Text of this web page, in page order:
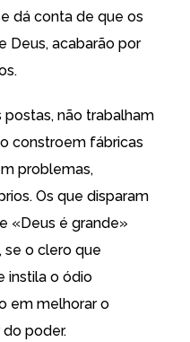
dá conta de que os
Deus, acabarão por
postas, não trabalham
constroem fábricas
problemas,
Os que disparam
«Deus é grande»
se o clero que
instila o ódio
em melhorar o
poder.